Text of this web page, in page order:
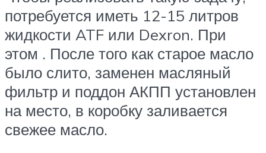
потребуется иметь 12-15 литров
жидкости ATF или Dexron. При
этом . После того как старое масло
было слито, заменен масляный
фильтр и поддон АКПП установлен
на место, в коробку заливается
свежее масло.